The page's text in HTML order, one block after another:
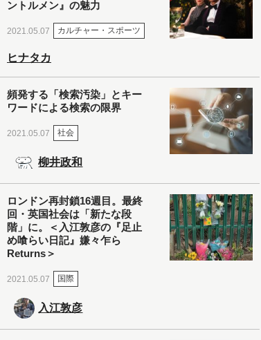
ントルメン』の魅力
2021.05.07 カルチャー・スポーツ
ヒナタカ
頻発する「検索汚染」とキー
ワードによる検索の限界
2021.05.07 社会
柳井政和
ロンドン再封鎖16週目。最終
回・英国社会は「新たな段
階」に。＜入江敦彦の『足止
め喰らい日記』嫌々乍ら
Returns＞
2021.05.07 国際
入江敦彦